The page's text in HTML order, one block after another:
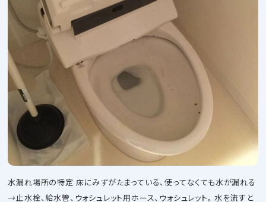
水漏れ場所の特定 床にみずがたまっている、使ってなくても水が漏れる
→止水栓、給水管、ウォシュレット用ホース、ウォシュレット。 水を流すと